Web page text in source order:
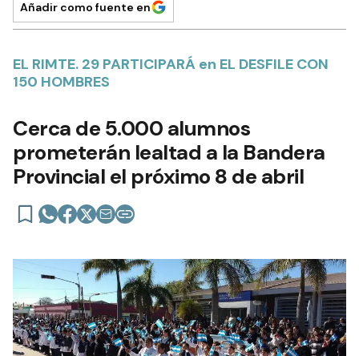
Añadir como fuente en
EL RIMTE. 29 PARTICIPARÁ en EL DESFILE CON
150 HOMBRES
Cerca de 5.000 alumnos
prometerán lealtad a la Bandera
Provincial el próximo 8 de abril